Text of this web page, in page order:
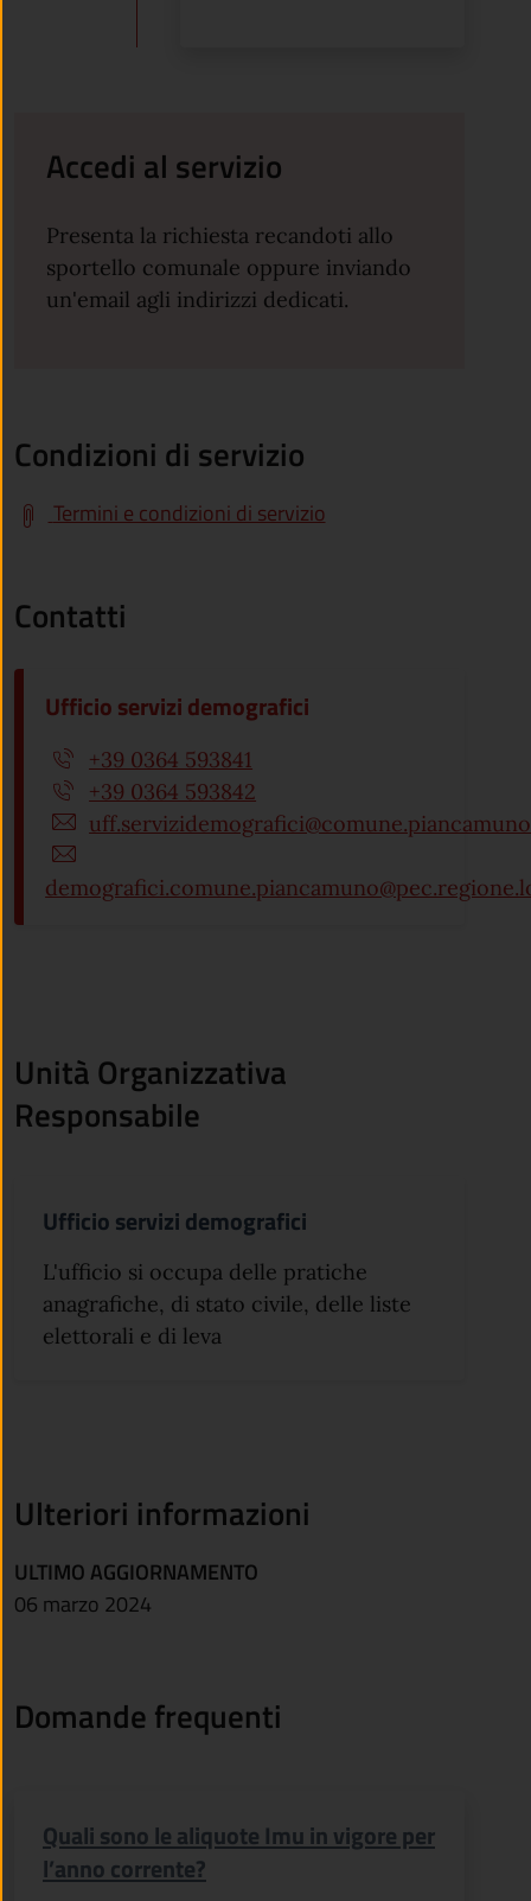
Accedi al servizio
Presenta la richiesta recandoti allo
sportello comunale oppure inviando
un'email agli indirizzi dedicati.
Condizioni di servizio
Termini e condizioni di servizio
Contatti
Ufficio servizi demografici
+39 0364 593841
+39 0364 593842
Unità Organizzativa
Responsabile
Ufficio servizi demografici
L'ufficio si occupa delle pratiche
anagrafiche, di stato civile, delle liste
elettorali e di leva
Ulteriori informazioni
ULTIMO AGGIORNAMENTO
06 marzo 2024
Domande frequenti
Quali sono le aliquote Imu in vigore per
l’anno corrente?